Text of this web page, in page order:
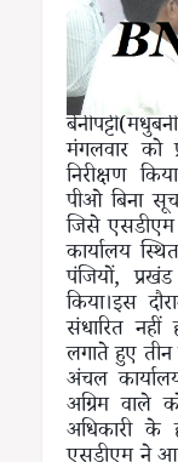
मंगलवार
निरीक्षण
पीओ बिना
जिसे
कार्यालय
पंजियों,
किया।इस
संधारित
लगाते हुए तीन
अंचल
अग्रिम वाले
अधिकारी के